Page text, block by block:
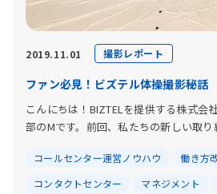
2019.11.01 撮影レポート
ファン必見！ビズテル体操撮影秘話
こんにちは！BIZTELを提供する株式会
部のMです。前回、私たちの新しい取り
コールセンター運営ノウハウ
働き方
コンタクトセンター
マネジメント